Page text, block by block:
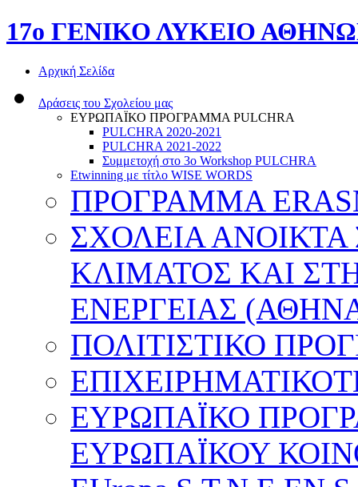
17o ΓΕΝΙΚΟ ΛΥΚΕΙΟ
Αρχική Σελίδα
Δράσεις του Σχολείου μας
ΕΥΡΩΠΑΪΚΟ ΠΡΟΓΡΑΜΜΑ PULCHRA
PULCHRA 2020-2021
PULCHRA 2021-2022
Συμμετοχή στο 3ο Workshop PULCHRA
Etwinning με τίτλο WISE WORDS
ΠΡΟΓΡΑΜΜΑ
ΣΧΟΛΕΙΑ
ΚΛΙΜΑΤΟΣ ΚΑΙ
ΕΝΕΡΓΕΙΑΣ
ΠΟΛΙΤΙΣΤΙΚΟ
ΕΥΡΩΠΑΪΚΟ
ΕΥΡΩΠΑΪΚΟΥ